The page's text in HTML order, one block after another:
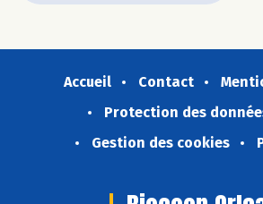
Accueil Contact
Protection des
Gestion des cookies